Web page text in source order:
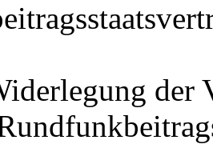
der